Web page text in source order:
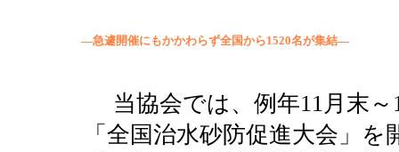
―急遽開催にもかかわらず全国から1520名が集結―
当協会では、例年11月末
「全国治水砂防促進大会」を